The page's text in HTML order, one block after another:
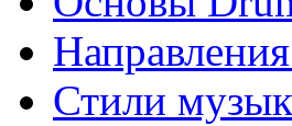
Стили